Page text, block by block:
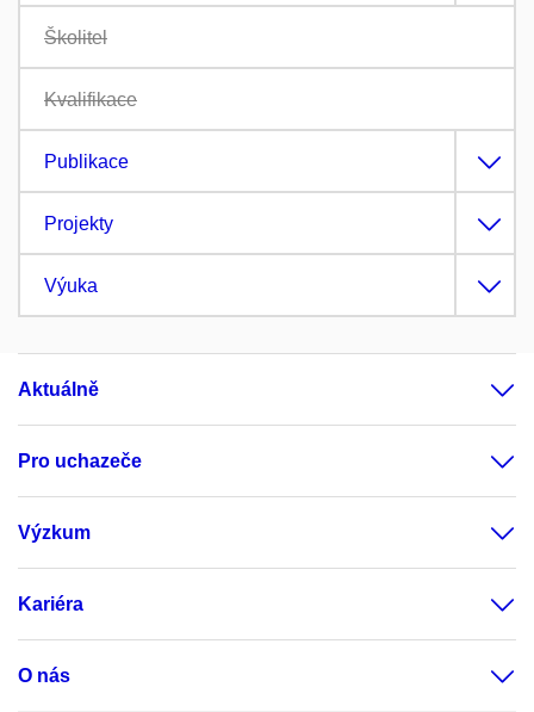
Školitel
Kvalifikace
Publikace
Projekty
Výuka
Aktuálně
Pro uchazeče
Výzkum
Kariéra
O nás